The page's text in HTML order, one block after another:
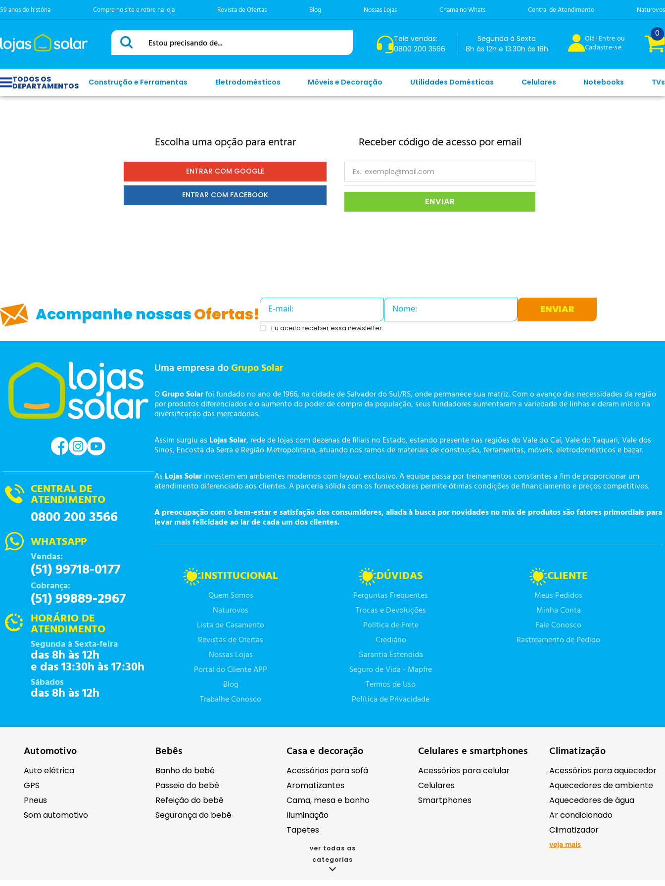
59 anos de história Compre no site e retire na loja Revista de Ofertas Blog Nossas Lojas Chama no Whats Central de Atendimento Naturovos
Estou precisando de...
Tele vendas:
0800 200 3566
Segunda à Sexta
8h às 12h e 13:30h às 18h
Olá! Entre ou
Cadastre-se
0
Construção e Ferramentas Eletrodomésticos Móveis e Decoração Utilidades Domésticas Celulares Notebooks TVs
Escolha uma opção para entrar
ENTRAR COM GOOGLE
ENTRAR COM FACEBOOK
Receber código de acesso por email
ENVIAR
Acompanhe nossasOfertas! ENVIAR
Eu aceito receber essa newsletter.
CENTRAL DE
ATENDIMENTO
0800 200 3566
WHATSAPP
Vendas:
(51) 99718-0177
Cobrança:
(51) 99889-2967
HORÁRIO DE
ATENDIMENTO
Segunda à Sexta-feira
das 8h às 12h
e das 13:30h às 17:30h
Sábados
das 8h às 12h
Uma empresa doGrupo Solar
OGrupo Solarfoi fundado no ano de 1966, na cidade de Salvador do Sul/RS, onde permanece sua matriz. Com o avanço das necessidades da região
por produtos diferenciados e o aumento do poder de compra da população, seus fundadores aumentaram a variedade de linhas e deram início na
diversificação das mercadorias.
Assim surgiu as Lojas Solar, rede de lojas com dezenas de filiais no Estado, estando presente nas regiões do Vale do Caí, Vale do Taquari, Vale dos
Sinos, Encosta da Serra e Região Metropolitana, atuando nos ramos de materiais de construção, ferramentas, móveis, eletrodomésticos e bazar.
As Lojas Solarinvestem em ambientes modernos com layout exclusivo. A equipe passa por treinamentos constantes a fim de proporcionar um
atendimento diferenciado aos clientes. A parceria sólida com os fornecedores permite ótimas condições de financiamento e preços competitivos.
A preocupação com o bem-estar e satisfação dos consumidores, aliada à busca por novidades no mix de produtos são fatores primordiais para
levar mais felicidade ao lar de cada um dos clientes.
INSTITUCIONAL
Quem Somos
Naturovos
Lista de Casamento
Revistas de Ofertas
Nossas Lojas
Portal do Cliente APP
Blog
Trabalhe Conosco
DÚVIDAS
Perguntas Frequentes
Trocas e Devoluções
Política de Frete
Crediário
Garantia Estendida
Seguro de Vida - Mapfre
Termos de Uso
Política de Privacidade
CLIENTE
Meus Pedidos
Minha Conta
Fale Conosco
Rastreamento de Pedido
Automotivo
Auto elétrica
GPS
Pneus
Som automotivo
Bebês
Banho do bebê
Passeio do bebê
Refeição do bebê
Segurança do bebê
Casa e decoração
Acessórios para sofá
Aromatizantes
Cama, mesa e banho
Iluminação
Tapetes
Celulares e smartphones
Acessórios para celular
Celulares
Smartphones
Climatização
Acessórios para aquecedor
Aquecedores de ambiente
Aquecedores de água
Ar condicionado
Climatizador
veja mais
ver todas as
categorias